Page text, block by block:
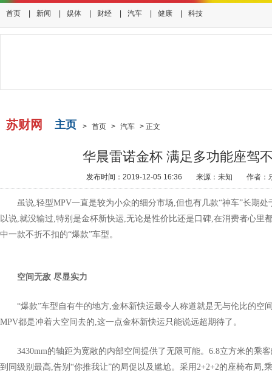
首页 新闻 娱体 财经 汽车 健康 科技
苏财网 主页 > 首页 > 汽车 > 正文
华晨雷诺金杯 满足多功能座驾
发布时间：2019-12-05 16:36 来源：未知 作者：
虽说,轻型MPV一直是较为小众的细分市场,但也有几款“神车”长期
以说,就没输过,特别是金杯新快运,无论是性价比还是口碑,在消费者心里
中一款不折不扣的“爆款”车型。
空间无敌 尽显实力
“爆款”车型自有牛的地方,金杯新快运最令人称道就是无与伦比的空
MPV都是冲着大空间去的,这一点金杯新快运只能说远超期待了。
3430mm的轴距为宽敞的内部空间提供了无限可能。6.8立方米的乘
到同级别最高,告别“你推我让”的局促以及尴尬。采用2+2+2的座椅布局,